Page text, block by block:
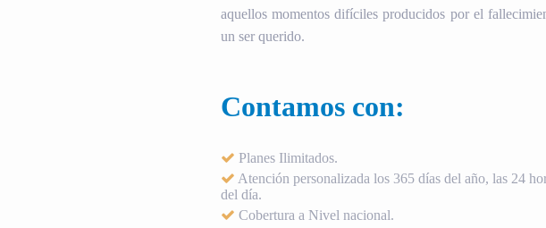
aquellos momentos difíciles producidos por el
un ser querido.
Contamos con:
Planes Ilimitados.
Atención personalizada los 365 días del año, las 24
del día.
Cobertura a Nivel nacional.